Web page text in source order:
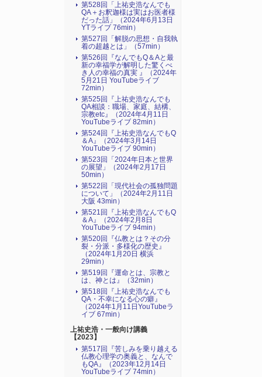
第528回「上祐史浩なんでも
QA＋お釈迦様は実はお医者様
だった話」（2024年6月13日
YTライブ 76min）
第527回「解脱の思想・自我執
着の超越とは」（57min）
第526回『なんでもQ＆Aと最
新の幸福学が解明した驚くべ
き人の幸福の真実 』（2024年
5月21日 YouTubeライブ
72min）
第525回『上祐史浩なんでも
QA相談：職場、家庭、結構、
宗教etc』（2024年4月11日
YouTubeライブ 82min）
第524回『上祐史浩なんでもQ
＆A』（2024年3月14日
YouTubeライブ 90min）
第523回「2024年日本と世界
の展望」（2024年2月17日
50min）
第522回「現代社会の孤独問題
について」（2024年2月11日
大阪 43min）
第521回『上祐史浩なんでもQ
＆A』（2024年2月8日
YouTubeライブ 94min）
第520回『仏教とは？その分
裂・分派・多様化の歴史』
（2024年1月20日 横浜
29min）
第519回『運命とは、宗教と
は、神とは』（32min）
第518回『上祐史浩なんでも
QA・不幸になる心の癖』
（2024年1月11日YouTubeラ
イブ 67min）
上祐史浩・一般向け講義
【2023】
第517回『苦しみを乗り越える
仏教心理学の奥義と、なんで
もQA』（2023年12月14日
YouTubeライブ 74min）